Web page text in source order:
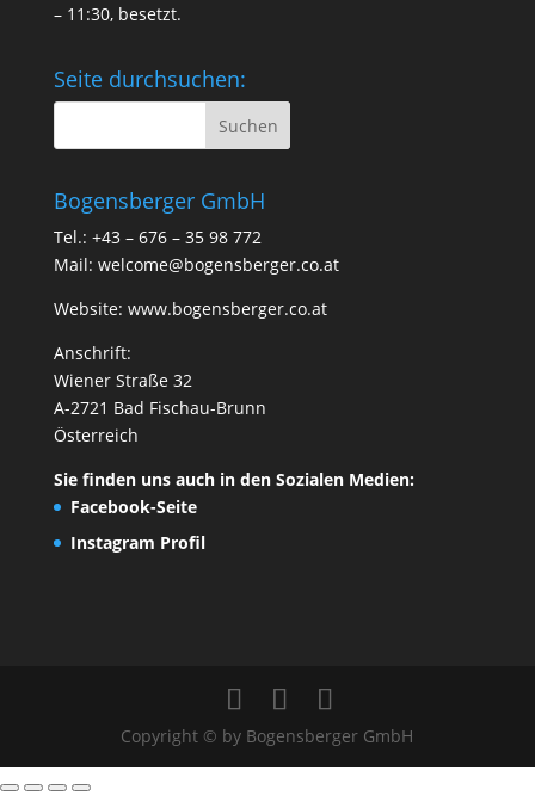
– 11:30, besetzt.
Seite durchsuchen:
Bogensberger GmbH
Tel.: +43 – 676 – 35 98 772
Mail: welcome@bogensberger.co.at
Website: www.bogensberger.co.at
Anschrift:
Wiener Straße 32
A-2721 Bad Fischau-Brunn
Österreich
Sie finden uns auch in den Sozialen Medien:
Facebook-Seite
Instagram Profil
Copyright © by Bogensberger GmbH